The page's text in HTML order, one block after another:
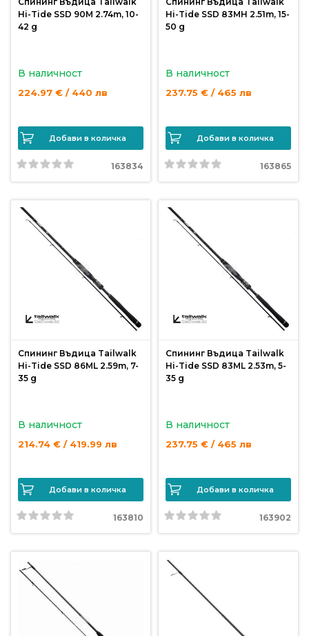
Hi-Tide SSD 90M 2.74m, 10-
42 g
В наличност
224.97 € / 440 лв
Добави в количка
163834
Hi-Tide SSD 83MH 2.51m, 15-
50 g
В наличност
237.75 € / 465 лв
Добави в количка
163865
Спининг Въдица Tailwalk
Hi-Tide SSD 86ML 2.59m, 7-
35 g
В наличност
214.74 € / 419.99 лв
Добави в количка
163810
Спининг Въдица Tailwalk
Hi-Tide SSD 83ML 2.53m, 5-
35 g
В наличност
237.75 € / 465 лв
Добави в количка
163902